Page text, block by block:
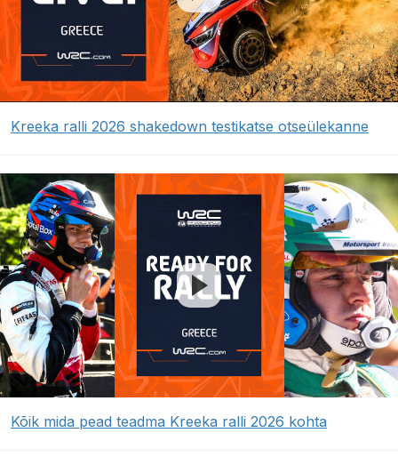
Kreeka ralli 2026 shakedown testikatse otseülekanne
Kõik mida pead teadma Kreeka ralli 2026 kohta